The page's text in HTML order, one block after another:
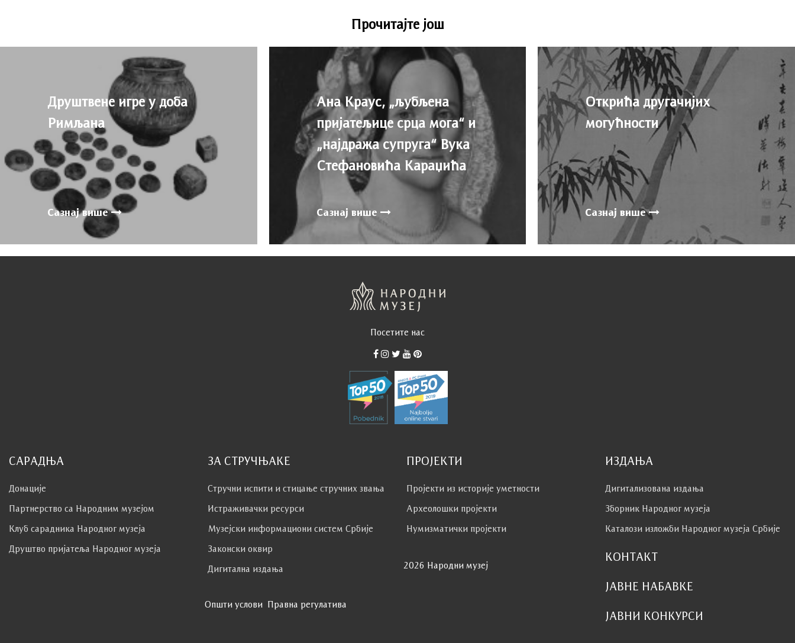
Прочитајте још
Друштвене игре у доба
Римљана
Сазнај више
Ана Краус, „љубљена
пријатељице срца мога“ и
„најдража супруга“ Вука
Стефановића Караџића
Сазнај више
Открића другачијих
могућности
Сазнај више
Посетите нас
САРАДЊА
Донације
Партнерство са Народним музејoм
Клуб сaрaдникa Народног музеја
Друштво пријатеља Народног музеја
ЗА СТРУЧЊАКЕ
Стручни испити и стицање стручних звања
Истраживачки ресурси
Музејски информациони систем Србије
Законски оквир
Дигитална издања
Општи услови Правна регулатива
ПРОЈЕКТИ
Пројекти из историје уметности
Археолошки пројекти
Нумизматички пројекти
2026 Народни музеј
ИЗДАЊА
Дигитализована издања
Зборник Народног музеја
Каталози изложби Народног музеја Србије
КОНТАКТ
ЈАВНЕ НАБАВКЕ
ЈАВНИ КОНКУРСИ